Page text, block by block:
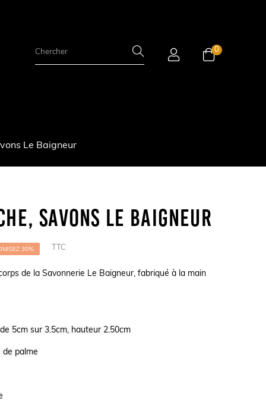
0
Le Baigneur
Savons Le Baigneur
30% TTC
de la Savonnerie Le Baigneur, fabriqué à la main
5cm sur 3.5cm, hauteur 2.50cm
de palme